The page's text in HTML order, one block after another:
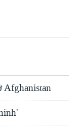
Afghanistan